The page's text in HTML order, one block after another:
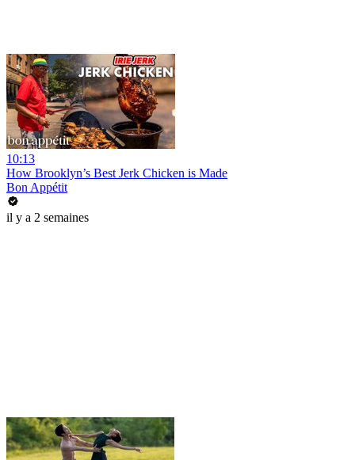
10:13
How Brooklyn’s Best Jerk Chicken is Made
Bon Appétit
il y a 2 semaines